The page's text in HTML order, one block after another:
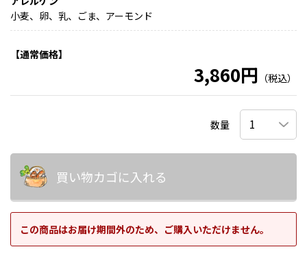
小麦、卵、乳、ごま、アーモンド
【通常価格】
3,860円 （税込）
数量
買い物カゴに入れる
この商品はお届け期間外のため、ご購入いただけません。